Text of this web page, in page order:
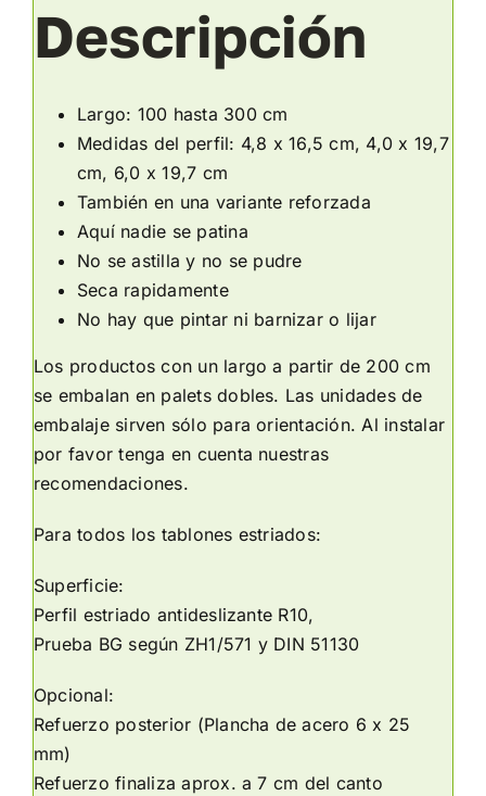
Descripción
Largo: 100 hasta 300 cm
Medidas del perfil: 4,8 x 16,5 cm, 4,0 x 19,7
cm, 6,0 x 19,7 cm
También en una variante reforzada
Aquí nadie se patina
No se astilla y no se pudre
Seca rapidamente
No hay que pintar ni barnizar o lijar
Los productos con un largo a partir de 200 cm
se embalan en palets dobles. Las unidades de
embalaje sirven sólo para orientación. Al instalar
por favor tenga en cuenta nuestras
recomendaciones.
Para todos los tablones estriados:
Superficie:
Perfil estriado antideslizante R10,
Prueba BG según ZH1/571 y DIN 51130
Opcional:
Refuerzo posterior (Plancha de acero 6 x 25
mm)
Refuerzo finaliza aprox. a 7 cm del canto